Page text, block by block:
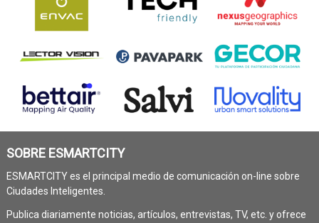
SOBRE ESMARTCITY
ESMARTCITY es el principal medio de comunicación on-line sobre
Ciudades Inteligentes.
Publica diariamente noticias, artículos, entrevistas, TV, etc. y ofrece